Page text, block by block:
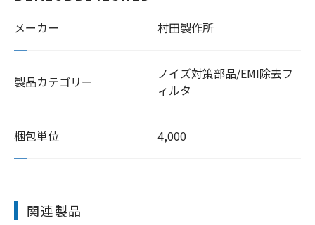
メーカー 村田製作所
製品カテゴリー
ノイズ対策部品/EMI除去フ
ィルタ
梱包単位 4,000
関連製品